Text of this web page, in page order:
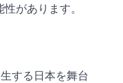
があります。
する日本を舞台